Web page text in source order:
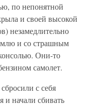
по непонятной
и своей высокой
незамедлительно
и со страшным
Они-то
самолет.
с себя
и начали сбивать